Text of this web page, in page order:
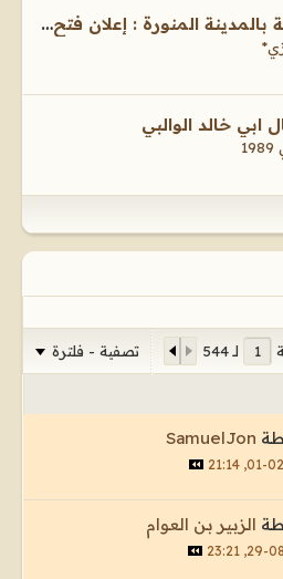
الجامعة الإسلامية بالمدينة المنورة : إعلان فتح باب التقديم والقبول على برنامج بكالوريوس الشريعة عن بعد
ابي خالد الوالبي
لـ544 تصفية - فلترة
SamuelJon
01-02-
الزبير بن العوام
29-08-